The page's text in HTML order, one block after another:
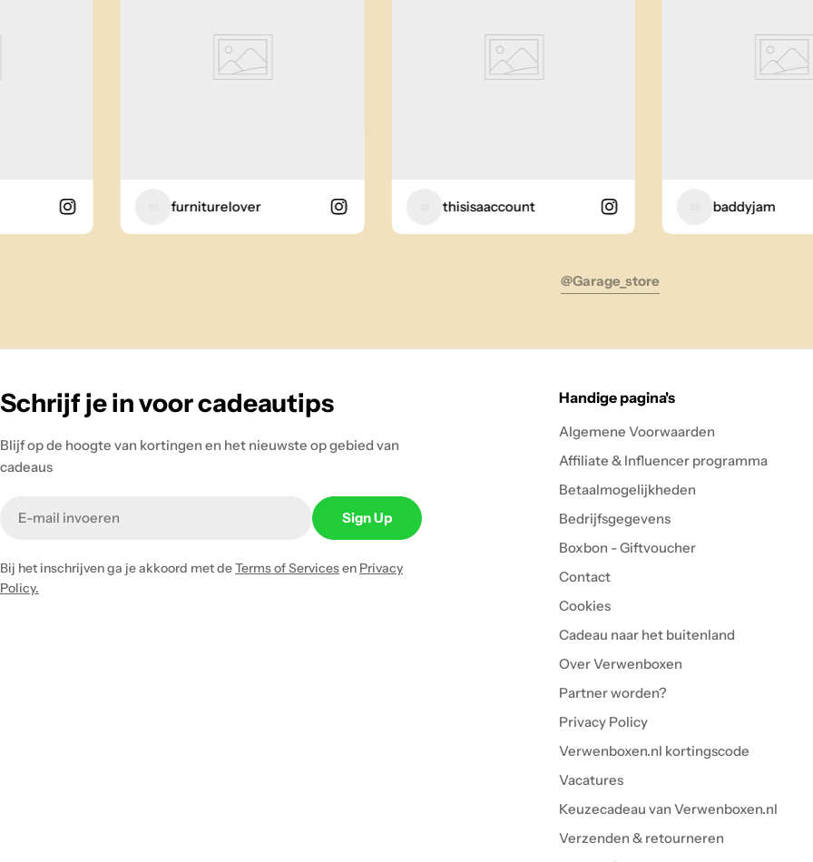
furniturelover thisisaaccount baddyjam
@garage_store
Schrijf je in voor cadeautips
Blijf op de hoogte van kortingen en het nieuwste op gebied van
cadeaus
Sign Up
Bij het inschrijven ga je akkoord met deTerms of Servicesen Privacy
Policy.
Handige pagina's
Algemene Voorwaarden
Affiliate & Influencer programma
Betaalmogelijkheden
Bedrijfsgegevens
Boxbon - Giftvoucher
Contact
Cookies
Cadeau naar het buitenland
Over Verwenboxen
Partner worden?
Privacy Policy
Verwenboxen.nl kortingscode
Vacatures
Keuzecadeau van Verwenboxen.nl
Verzenden & retourneren